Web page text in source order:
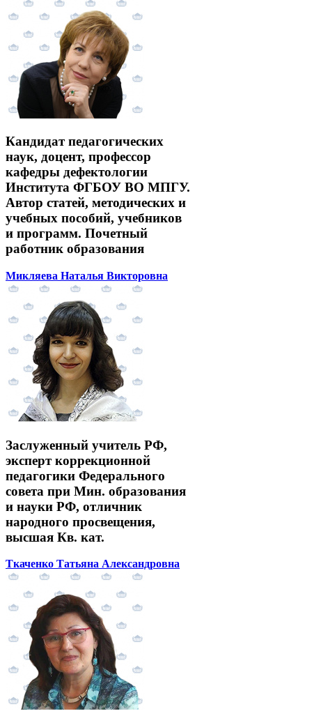
Кандидат педагогических
наук, доцент, профессор
кафедры дефектологии
Института ФГБОУ ВО МПГУ.
Автор статей, методических и
учебных пособий, учебников
и программ. Почетный
работник образования
Микляева Наталья Викторовна
Заслуженный учитель РФ,
эксперт коррекционной
педагогики Федерального
совета при Мин. образования
и науки РФ, отличник
народного просвещения,
высшая Кв. кат.
Ткаченко Татьяна Александровна